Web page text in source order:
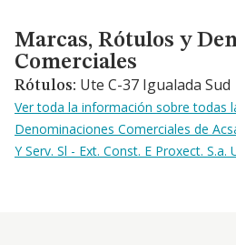
Marcas, Rótulos y
Marcas, Rótulos y
Comerciales
Rótulos: Ute C-37 Igualada Sud
Ver toda la información sobre todas
Denominaciones Comerciales de
Y Serv. Sl - Ext. Const. E Proxect. S.a.